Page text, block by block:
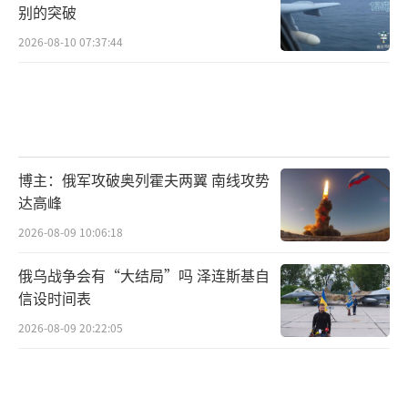
别的突破
2026-08-10 07:37:44
博主：俄军攻破奥列霍夫两翼 南线攻势
达高峰
2026-08-09 10:06:18
俄乌战争会有“大结局”吗 泽连斯基自
信设时间表
2026-08-09 20:22:05